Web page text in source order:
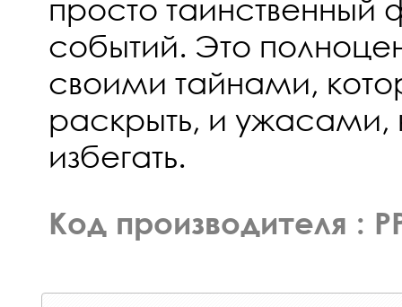
просто
событий. Это
своими тайнами,
раскрыть, и ужасами,
избегать.
Код производителя :